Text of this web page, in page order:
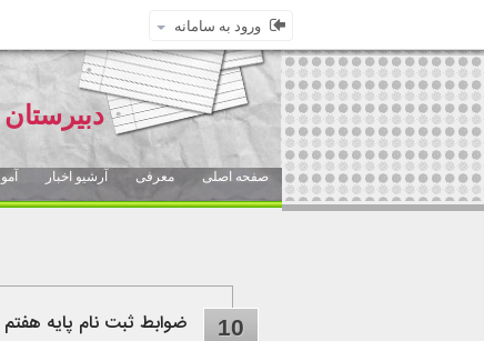
ورود به سامانه
صفحه اصلی معرفی آرشیو اخبار
10 ضوابط ثبت نام پایه هفتم